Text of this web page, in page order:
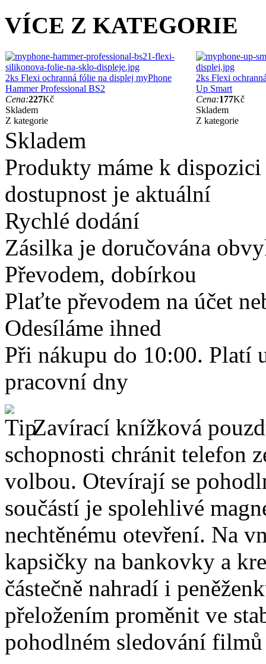
VÍCE Z KATEGORIE
2ks Flexi ochranná fólie na displej myPhone
Hammer Professional BS2
Cena:227Kč
Skladem
Z kategorie
2ks Flexi
Up Smart
Cena:177Kč
Skladem
Z kategorie
Skladem
Produkty máme k
dostupnost je aktuální
Rychlé dodání
Zásilka je doručována
Převodem, dobírkou
Plaťte převodem na účet
Odesíláme ihned
Při nákupu do 10:00. Platí
pracovní dny
Zavírací knížková
schopnosti chránit telefon
volbou. Otevírají se
součástí je spolehlivé
nechtěnému otevření. Na
kapsičky na bankovky a
částečně nahradí i
přeložením proměnit ve
pohodlném sledování